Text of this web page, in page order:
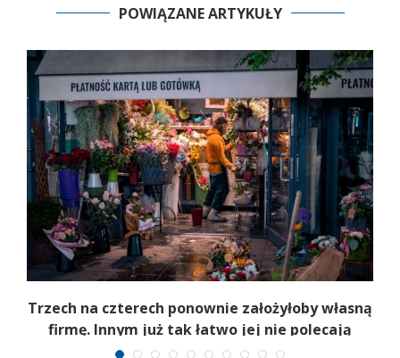
POWIĄZANE ARTYKUŁY
Trzech na czterech ponownie założyłoby własną
firmę. Innym już tak łatwo jej nie polecają